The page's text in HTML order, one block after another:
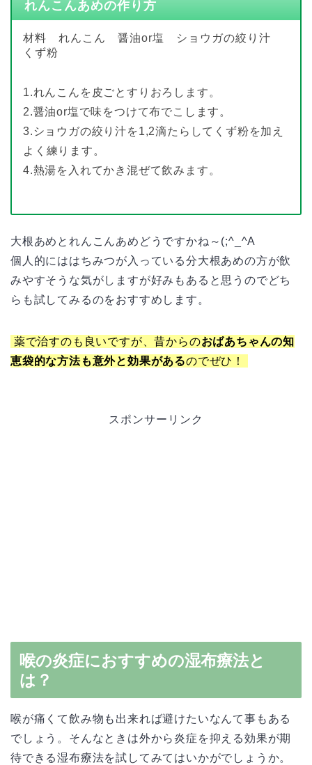
れんこんあめの作り方
材料 れんこん 醤油or塩 ショウガの絞り汁
くず粉
1.れんこんを皮ごとすりおろします。
2.醤油or塩で味をつけて布でこします。
3.ショウガの絞り汁を1,2滴たらしてくず粉を加え
よく練ります。
4.熱湯を入れてかき混ぜて飲みます。
大根あめとれんこんあめどうですかね～(;^_^A
個人的にははちみつが入っている分大根あめの方が飲
みやすそうな気がしますが好みもあると思うのでどち
らも試してみるのをおすすめします。
薬で治すのも良いですが、昔からのおばあちゃんの知
恵袋的な方法も意外と効果があるのでぜひ！
スポンサーリンク
喉の炎症におすすめの湿布療法と
は？
喉が痛くて飲み物も出来れば避けたいなんて事もある
でしょう。そんなときは外から炎症を抑える効果が期
待できる湿布療法を試してみてはいかがでしょうか。